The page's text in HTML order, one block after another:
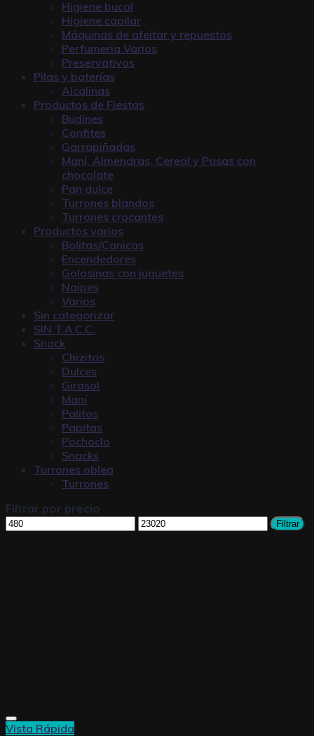
Higiene bucal
Higiene capilar
Máquinas de afeitar y repuestos
Perfumeria Varios
Preservativos
Pilas y baterías
Alcalinas
Productos de Fiestas
Budines
Confites
Garrapiñadas
Maní, Almendras, Cereal y Pasas con
chocolate
Pan dulce
Turrones blandos
Turrones crocantes
Productos varios
Bolitas/Canicas
Encendedores
Golosinas con juguetes
Naipes
Varios
Sin categorizar
SIN T.A.C.C.
Snack
Chizitos
Dulces
Girasol
Maní
Palitos
Papitas
Pochoclo
Snacks
Turrones oblea
Turrones
Filtrar por precio
Filtrar
Vista Rápida